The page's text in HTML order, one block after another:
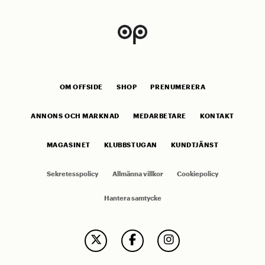
OM OFFSIDE SHOP PRENUMERERA
ANNONS OCH MARKNAD MEDARBETARE KONTAKT
MAGASINET KLUBBSTUGAN KUNDTJÄNST
Sekretesspolicy Allmänna villkor Cookiepolicy
Hantera samtycke